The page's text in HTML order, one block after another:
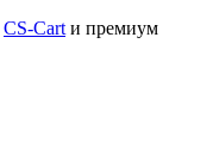
CS-Cart и премиум